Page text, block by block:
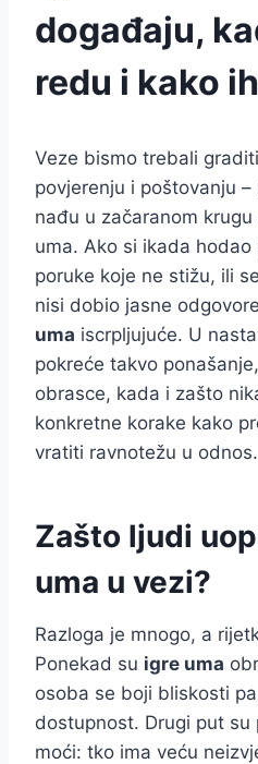
događaju,
redu i kako
Veze bismo trebali
povjerenju i poštovanju
nađu u začaranom
uma. Ako si ikada hodao
poruke koje ne stižu, ili
nisi dobio jasne
uma iscrpljujuće. U
pokreće takvo
obrasce, kada i zašto
konkretne korake kako
vratiti ravnotežu u odnos.
Zašto ljudi
uma u vezi?
Razloga je mnogo, a
Ponekad su igre uma
osoba se boji bliskosti
dostupnost. Drugi put su
moći: tko ima veću